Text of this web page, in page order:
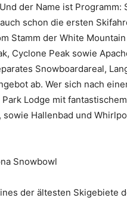
der Name ist Programm:
schon die ersten
Stamm der White
Cyclone Peak sowie
Snowboardareal,
ab. Wer sich nach
Lodge mit
Hallenbad und
Snowbowl
der ältesten Skigebiete